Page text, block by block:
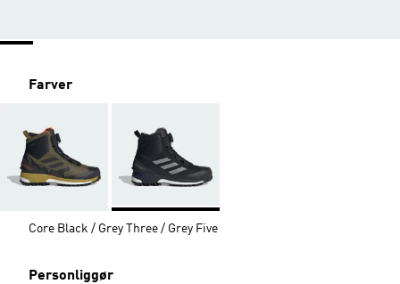
Farver
Core Black / Grey Three / Grey Five
Personliggør